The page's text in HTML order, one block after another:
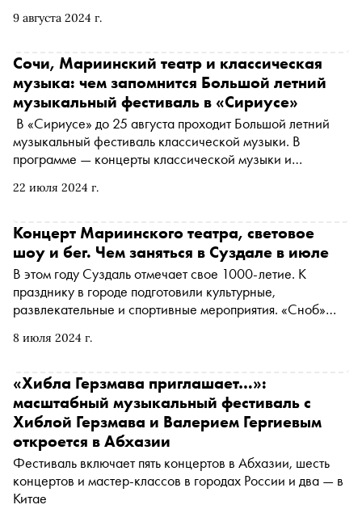
9 августа 2024 г.
нашествии
22 июля 2024 г.
Сочи, Мариинский театр и классическая
музыка: чем запомнится Большой летний
музыкальный фестиваль в «Сириусе»
В «Сириусе» до 25 августа проходит Большой летний
музыкальный фестиваль классической музыки. В
программе — концерты классической музыки и
побережье Черного моря. «Сноб» рассказывает, почему
8 июля 2024 г.
Концерт Мариинского театра, световое
шоу и бег. Чем заняться в Суздале в июле
В этом году Суздаль отмечает свое 1000-летие. К
празднику в городе подготовили культурные,
развлекательные и спортивные мероприятия. «Сноб»
«Хибла Герзмава приглашает…»:
масштабный музыкальный фестиваль с
Хиблой Герзмава и Валерием Гергиевым
откроется в Абхазии
Фестиваль включает пять концертов в Абхазии, шесть
концертов и мастер-классов в городах России и два — в
Китае